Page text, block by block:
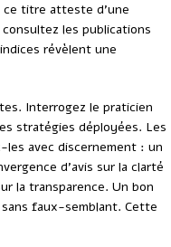
titre atteste d’une
les publications
révèlent une
Interrogez le praticien
stratégies déployées. Les
avec discernement : un
d’avis sur la clarté
la transparence. Un bon
faux-semblant. Cette